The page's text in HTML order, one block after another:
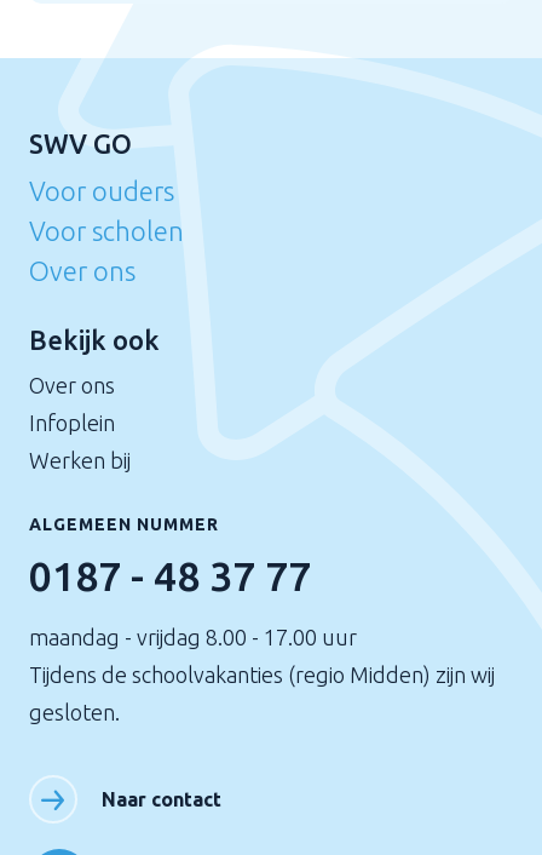
SWV GO
Voor ouders
Voor scholen
Over ons
Bekijk ook
Over ons
Infoplein
Werken bij
ALGEMEEN NUMMER
0187 - 48 37 77
maandag - vrijdag 8.00 - 17.00 uur
Tijdens de schoolvakanties (regio Midden) zijn wij
gesloten.
Naar contact